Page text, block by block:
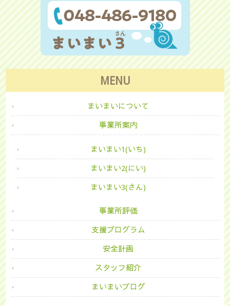
MENU
まいまいについて
事業所案内
まいまい1(いち)
まいまい2(にい)
まいまい3(さん)
事業所評価
支援プログラム
安全計画
スタッフ紹介
まいまいブログ